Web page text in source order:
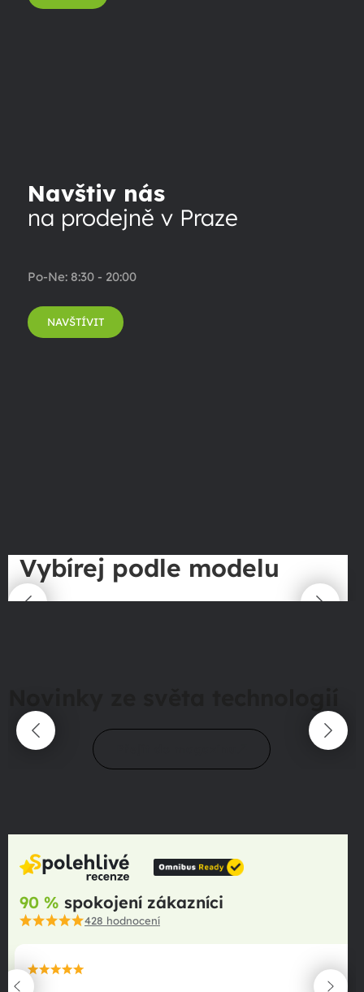
Navštiv nás
na prodejně v Praze
Po-Ne: 8:30 - 20:00
NAVŠTÍVIT
Vybírej podle modelu
90 % spokojení zákazníci
428 hodnocení
maximální spokojenost